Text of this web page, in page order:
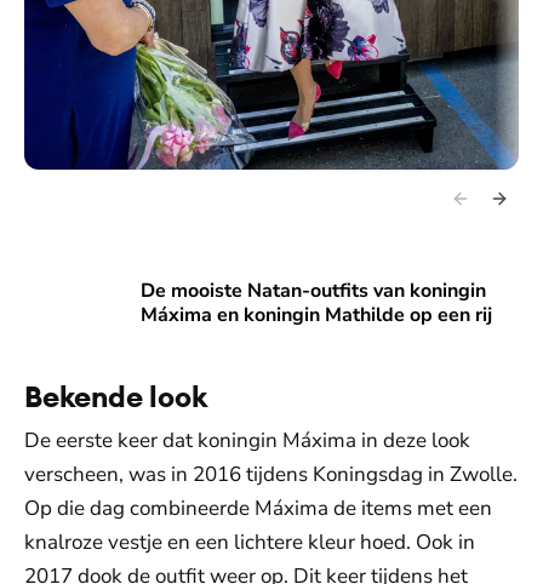
De mooiste Natan-outfits van koningin
Máxima en koningin Mathilde op een rij
De mooiste Natan-outfits van koningin Máxima en
Bekende look
De eerste keer dat koningin Máxima in deze look
verscheen, was in 2016 tijdens Koningsdag in Zwolle.
Op die dag combineerde Máxima de items met een
knalroze vestje en een lichtere kleur hoed. Ook in
2017 dook de outfit weer op. Dit keer tijdens het